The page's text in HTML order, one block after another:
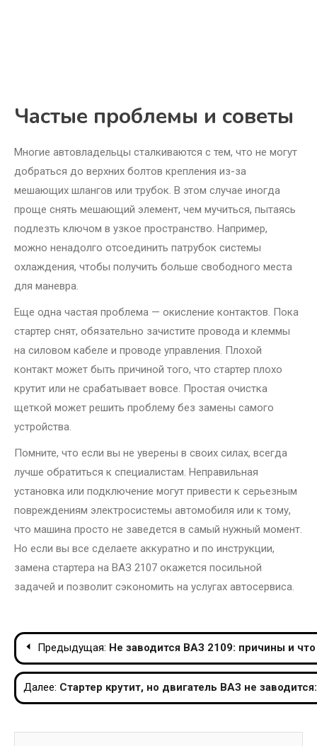
Частые проблемы и советы
Многие автовладельцы сталкиваются с тем, что не могут
добраться до верхних болтов крепления из-за
мешающих шлангов или трубок. В этом случае иногда
проще снять мешающий элемент, чем мучиться, пытаясь
подлезть ключом в узкое пространство. Например,
можно ненадолго отсоединить патрубок системы
охлаждения, чтобы получить больше свободного места
для маневра.
Еще одна частая проблема — окисление контактов. Пока
стартер снят, обязательно зачистите провода и клеммы
на силовом кабеле и проводе управления. Плохой
контакт может быть причиной того, что стартер плохо
крутит или не срабатывает вовсе. Простая очистка
щеткой может решить проблему без замены самого
устройства.
Помните, что если вы не уверены в своих силах, всегда
лучше обратиться к специалистам. Неправильная
установка или подключение могут привести к серьезным
повреждениям электросистемы автомобиля или к тому,
что машина просто не заведется в самый нужный момент.
Но если вы все сделаете аккуратно и по инструкции,
замена стартера на ВАЗ 2107 окажется посильной
задачей и позволит сэкономить на услугах автосервиса.
Навигация
по
записям
Предыдущая: Не заводится ВАЗ 2109: причины и
Далее: Стартер крутит, но двигатель ВАЗ не